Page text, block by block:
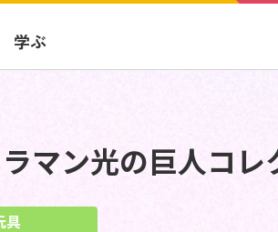
学ぶ
マン光の巨人コ
具